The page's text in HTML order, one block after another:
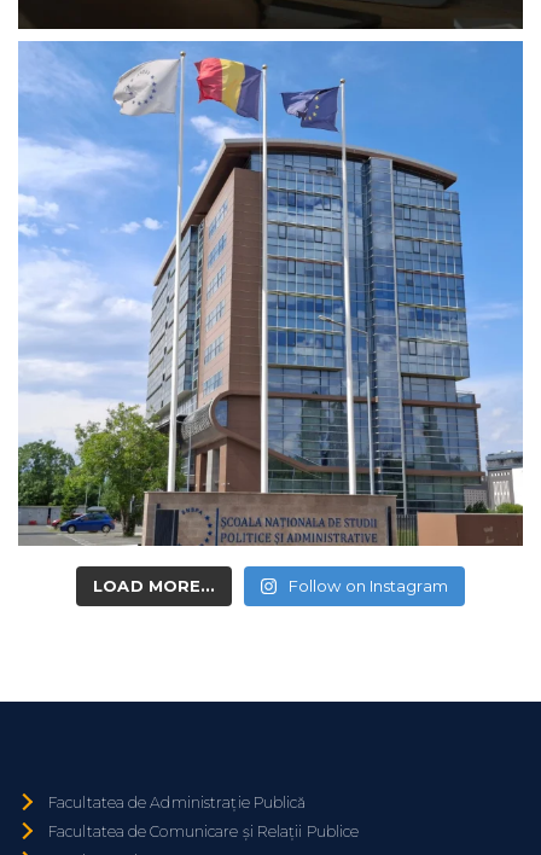
LOAD MORE... Follow on Instagram
Facultatea de Administrație Publică
Facultatea de Comunicare și Relații Publice